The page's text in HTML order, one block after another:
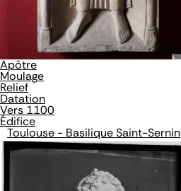
Apôtre
Moulage
Relief
Datation
Vers 1100
Édifice
Toulouse - Basilique Saint-Sernin